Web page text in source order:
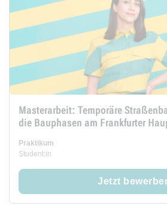
Masterarbeit: Temporäre
die Bauphasen am Frankfurter
Praktikum
Student:in
Jetzt